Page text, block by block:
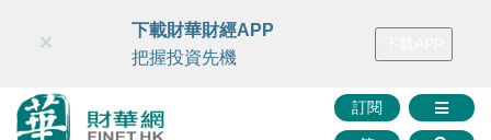
財華智庫網 FINTV FINMETA 財華證券 媒體矩陣
訂閱
×
下載財華財經APP
把握投資先機